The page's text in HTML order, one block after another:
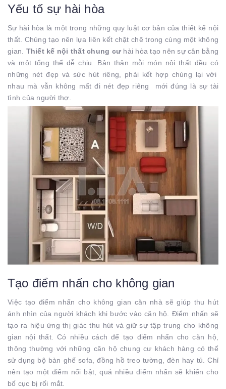
Yếu tố sự hài hòa
Sự hài hòa là một trong những quy luật cơ bản của thiết kế nội
thất. Chúng tạo nên lựa liên kết chặt chẽ trong cùng một không
gian. Thiết kế nội thất chung cư hài hòa tạo nên sự cân bằng
và một tổng thể dễ chịu. Bản thân mỗi món nội thất đều có
những nét đẹp và sức hút riêng, phải kết hợp chúng lại với
nhau mà vẫn không mất đi nét đẹp riêng mới đúng là sự tài
tình của người thợ.
Tạo điểm nhấn cho không gian
Việc tạo điểm nhấn cho không gian căn nhà sẽ giúp thu hút
ánh nhìn của người khách khi bước vào căn hộ. Điểm nhấn sẽ
tạo ra hiệu ứng thị giác thu hút và giữ sự tập trung cho không
gian nội thất. Có nhiều cách để tạo điểm nhấn cho căn hộ,
thông thường với những căn hộ chung cư khách hàng có thể
sử dụng bộ bàn ghế sofa, đồng hồ treo tường, đèn hay tủ. Chỉ
nên tạo một điểm nổi bật, quá nhiều điểm nhấn sẽ khiến cho
bố cục bị rối mắt.